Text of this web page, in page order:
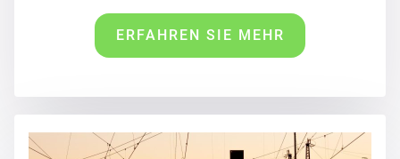
ERFAHREN SIE MEHR